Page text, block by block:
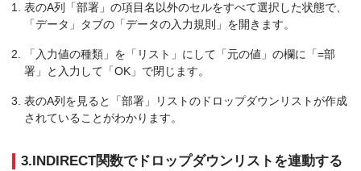
表のA列「部署」の項目名以外のセルをすべて選択した状態で、
「データ」タブの「データの入力規則」を開きます。
「入力値の種類」を「リスト」にして「元の値」の欄に「=部
署」と入力して「OK」で閉じます。
表のA列を見ると「部署」リストのドロップダウンリストが作成
されていることがわかります。
3.INDIRECT関数でドロップダウンリストを連動する